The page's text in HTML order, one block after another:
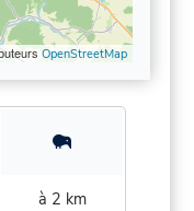
OpenStreetMap
à 2 km